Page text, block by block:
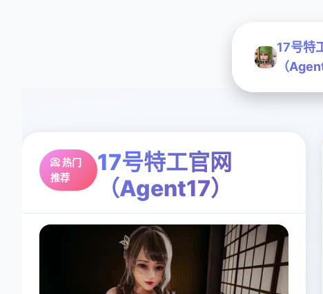
17号特
（
📀 热门
推荐
17号特工官网
（Agent17）